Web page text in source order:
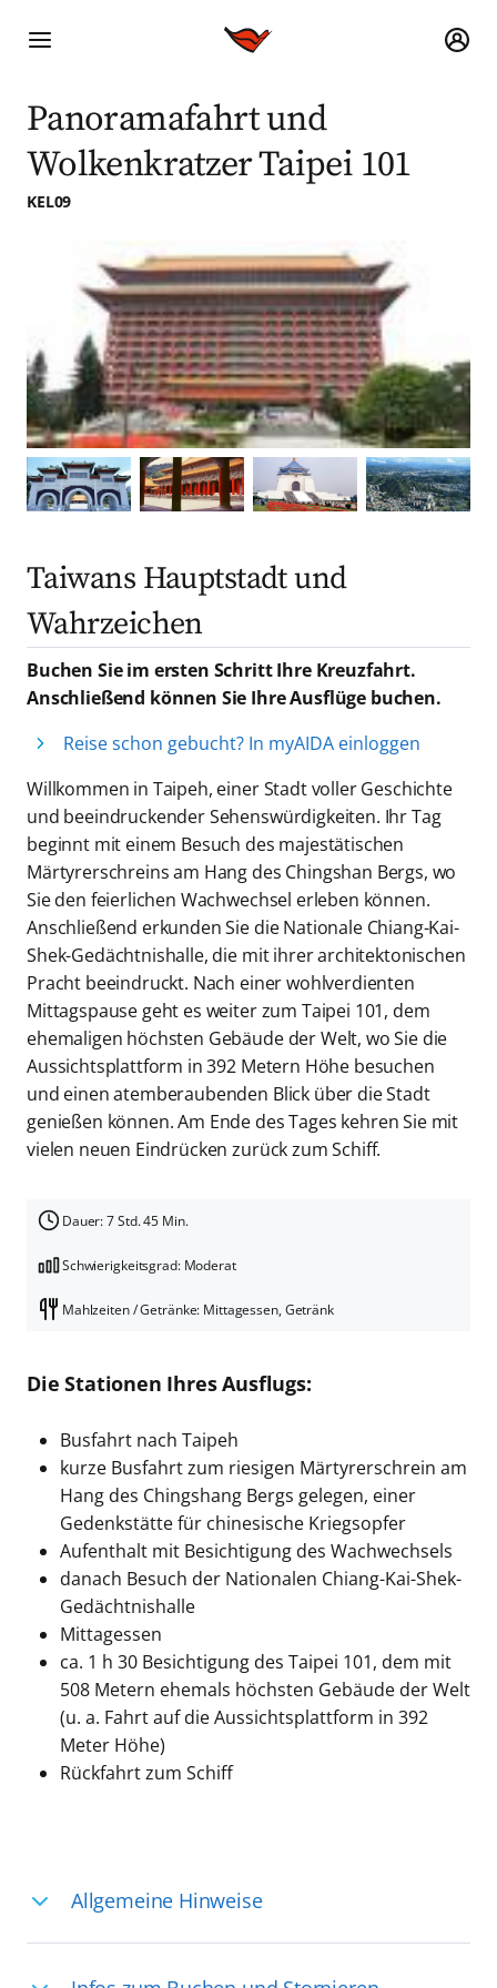
Panoramafahrt und
Wolkenkratzer Taipei 101
KEL09
Taiwans Hauptstadt und
Wahrzeichen
Buchen Sie im ersten Schritt Ihre Kreuzfahrt.
Anschließend können Sie Ihre Ausflüge buchen.
Reise schon gebucht? In myAIDA einloggen
Willkommen in Taipeh, einer Stadt voller Geschichte
und beeindruckender Sehenswürdigkeiten. Ihr Tag
beginnt mit einem Besuch des majestätischen
Märtyrerschreins am Hang des Chingshan Bergs, wo
Sie den feierlichen Wachwechsel erleben können.
Anschließend erkunden Sie die Nationale Chiang-Kai-
Shek-Gedächtnishalle, die mit ihrer architektonischen
Pracht beeindruckt. Nach einer wohlverdienten
Mittagspause geht es weiter zum Taipei 101, dem
ehemaligen höchsten Gebäude der Welt, wo Sie die
Aussichtsplattform in 392 Metern Höhe besuchen
und einen atemberaubenden Blick über die Stadt
genießen können. Am Ende des Tages kehren Sie mit
vielen neuen Eindrücken zurück zum Schiff.
Dauer: 7 Std. 45 Min.
Schwierigkeitsgrad: Moderat
Mahlzeiten / Getränke: Mittagessen, Getränk
Die Stationen Ihres Ausflugs:
Busfahrt nach Taipeh
kurze Busfahrt zum riesigen Märtyrerschrein am
Hang des Chingshang Bergs gelegen, einer
Gedenkstätte für chinesische Kriegsopfer
Aufenthalt mit Besichtigung des Wachwechsels
danach Besuch der Nationalen Chiang-Kai-Shek-
Gedächtnishalle
Mittagessen
ca. 1 h 30 Besichtigung des Taipei 101, dem mit
508 Metern ehemals höchsten Gebäude der Welt
(u. a. Fahrt auf die Aussichtsplattform in 392
Meter Höhe)
Rückfahrt zum Schiff
Allgemeine Hinweise